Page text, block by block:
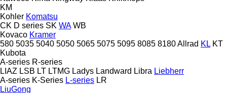
KM
Kohler Komatsu
CK D series SK WA WB
Kovaco Kramer
580 5035 5040 5050 5065 5075 5095 8085 8180Allrad KL KT
Kubota
A-series R-series
LIAZ LSB LT LTMG Ladys Landward Libra Liebherr
A-series K-Series L-series LR
LiuGong